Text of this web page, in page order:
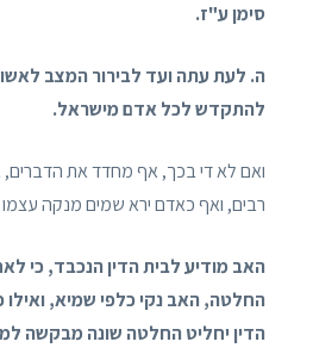
סימן ע"ז.
ה. לעת עתה ועד לבירור המצב
להתקדש לכל אדם מישראל.
ואם לא די בכך, אף מחדד את
רבים, ואף כאדם ירא שמים מנקה עצמו
האב מודיע לבית הדין הנכבד, כי
החלטה, האב נקי כלפי שמיא,
הדין יחליט החלטה שונה מבקשה